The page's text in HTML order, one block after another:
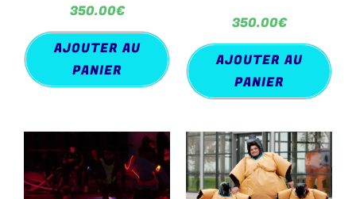
350.00€
AJOUTER AU
PANIER
350.00€
AJOUTER AU
PANIER